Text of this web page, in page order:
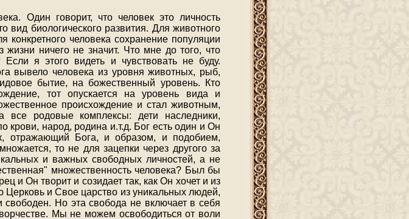
Один говорит, что человек это личность
вид биологического развития. Для животного
человека сохранение популяции
ничего не значит. Что мне до того, что
я этого видеть и чувствовать не буду.
вывело человека из уровня животных, рыб,
бытие, на божественный уровень. Кто
тот опускается на уровень вида и
происхождение и стал животным,
родовые комплексы: дети наследники,
крови, народ, родина и.т.д. Бог есть один и Он
отражающий Бога, и образом, и подобием,
то не для зацепки через другого за
и важных свободных личностей, а не
множественность человека? Был бы
и Он творит и созидает так, как Он хочет и из
Церковь и Свое царство из уникальных людей,
Но эта свобода не включает в себя
Мы не можем освободиться от воли